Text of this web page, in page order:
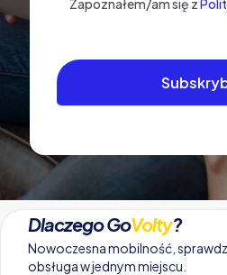
Zapoznałem/am się z
Dlaczego GoVolty?
Nowoczesna mobilność,
obsługa w jednym miejscu.